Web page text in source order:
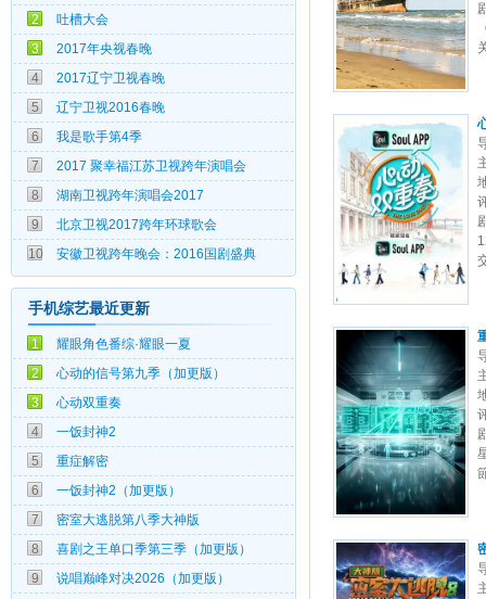
2 吐槽大会
3 2017年央视春晚
4 2017辽宁卫视春晚
5 辽宁卫视2016春晚
6 我是歌手第4季
7 2017 聚幸福江苏卫视跨年演唱会
8 湖南卫视跨年演唱会2017
9 北京卫视2017跨年环球歌会
10 安徽卫视跨年晚会：2016国剧盛典
手机综艺最近更新
1 耀眼角色番综·耀眼一夏
2 心动的信号第九季（加更版）
3 心动双重奏
4 一饭封神2
5 重症解密
6 一饭封神2（加更版）
7 密室大逃脱第八季大神版
8 喜剧之王单口季第三季（加更版）
9 说唱巅峰对决2026（加更版）